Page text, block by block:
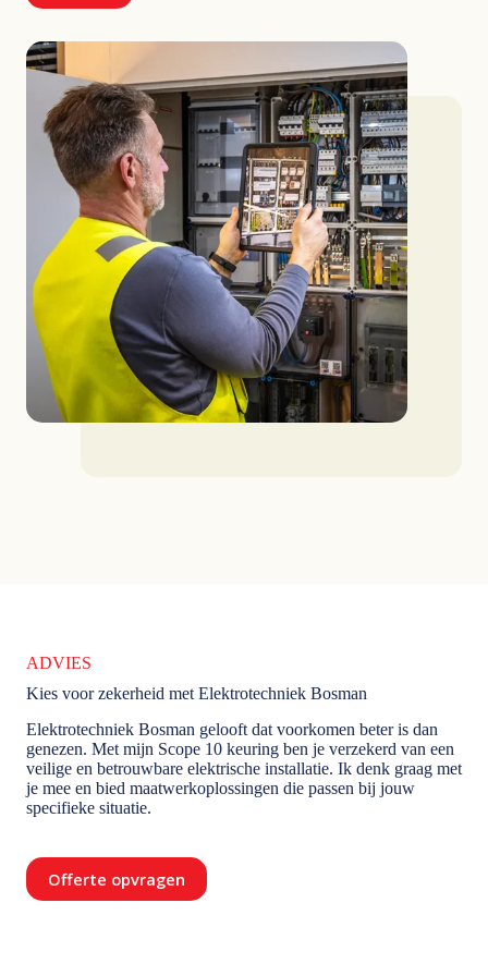
ADVIES
Kies voor zekerheid met Elektrotechniek Bosman
Elektrotechniek Bosman gelooft dat voorkomen beter is dan
genezen. Met mijn Scope 10 keuring ben je verzekerd van een
veilige en betrouwbare elektrische installatie. Ik denk graag met
je mee en bied maatwerkoplossingen die passen bij jouw
specifieke situatie.
Offerte opvragen